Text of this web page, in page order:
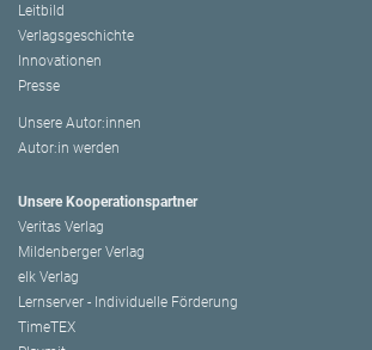
Leitbild
Verlagsgeschichte
Innovationen
Presse
Unsere Autor:innen
Autor:in werden
Unsere Kooperationspartner
Veritas Verlag
Mildenberger Verlag
elk Verlag
Lernserver - Individuelle Förderung
TimeTEX